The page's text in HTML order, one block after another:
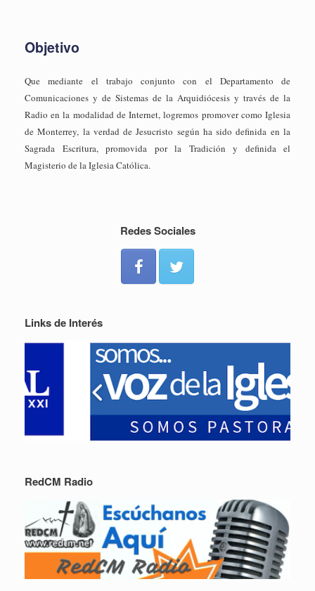
Objetivo
Que mediante el trabajo conjunto con el Departamento de
Comunicaciones y de Sistemas de la Arquidiócesis y través de la
Radio en la modalidad de Internet, logremos promover como Iglesia
de Monterrey, la verdad de Jesucristo según ha sido definida en la
Sagrada Escritura, promovida por la Tradición y definida el
Magisterio de la Iglesia Católica.
Redes Sociales
Links de Interés
RedCM Radio